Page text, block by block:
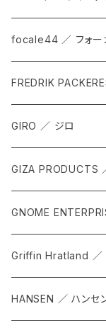
focale44 ／ フォー
FREDRIK
GIRO ／ ジロ
GIZA PRODUCTS
GNOME
Griffin Hratland ／
HANSEN ／ ハンセ